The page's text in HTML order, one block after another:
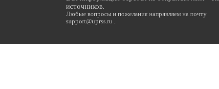
источников.
Любые вопросы и пожелания напрявляем на почту
support@uprss.ru .